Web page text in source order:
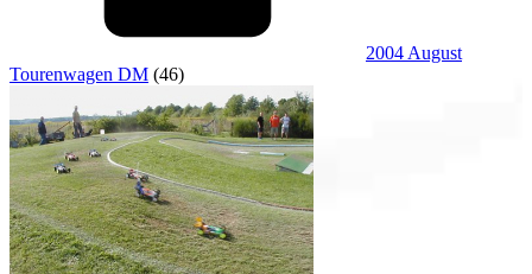
2004 August
Tourenwagen DM (46)